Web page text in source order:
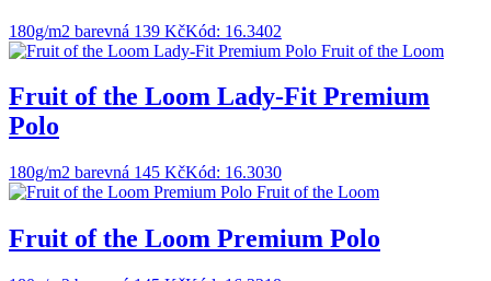
180g/m2 barevná 139 KčKód: 16.3402
Fruit of the Loom
Fruit of the Loom Lady-Fit Premium
Polo
180g/m2 barevná 145 KčKód: 16.3030
Fruit of the Loom
Fruit of the Loom Premium Polo